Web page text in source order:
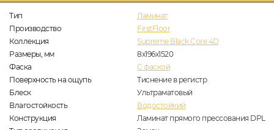
Тип
Ламинат
Производство
FirstFloor
Коллекция
Supreme Black Core 4D
Размеры, мм
8x196x1520
Фаска
C фаской
Поверхность на ощупь
Тиснение в регистр
Блеск
Ультраматовый
Влагостойкость
Водостойкий
Конструкция
Ламинат прямого прессования DPL